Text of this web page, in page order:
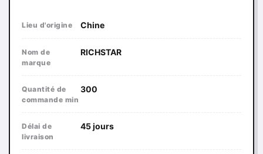
Lieu d'origine Chine
Nom de
marque
RICHSTAR
Quantité de
commande min
300
Délai de
livraison
45 jours